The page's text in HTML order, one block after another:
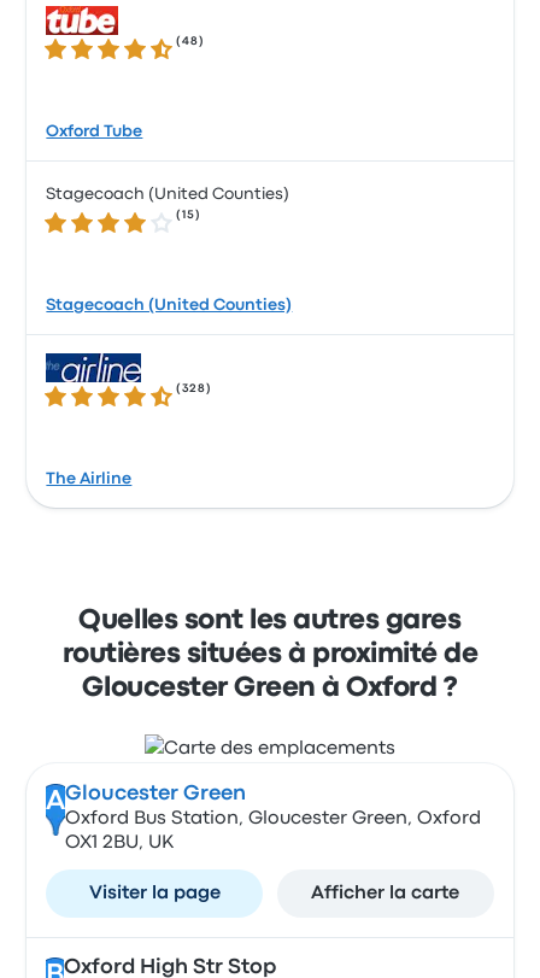
4.3 sur 5 étoiles(48 )
Oxford Tube
Stagecoach (United Counties)
3.8 sur 5 étoiles(15 )
Stagecoach (United Counties)
4.5 sur 5 étoiles(328 )
The Airline
Quelles sont les autres gares
routières situées à proximité de
Gloucester Green à Oxford ?
AGloucester Green
Oxford Bus Station, Gloucester Green, Oxford
OX1 2BU, UK
Visiter la page Afficher la carte
Oxford High Str Stop